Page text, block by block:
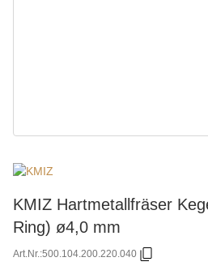
KMIZ Hartmetallfräser
Ring) ø4,0 mm
Art.Nr.:500.104.200.220.040